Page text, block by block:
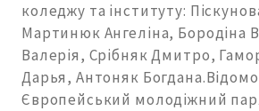
коледжу та інституту:
Мартинюк Ангеліна, Бородіна
Валерія, Срібняк Дмитро,
Дарья, Антоняк
Європейський молодіжний